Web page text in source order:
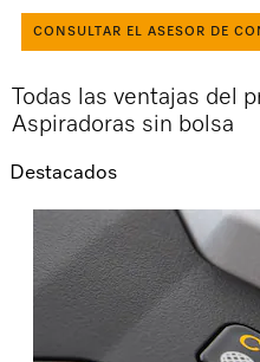
CONSULTAR EL ASESOR DE
Todas las ventajas del
Aspiradoras sin bolsa
Destacados